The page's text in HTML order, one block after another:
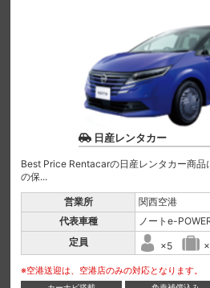
日産レンタカー
Best Price Rentacarの日産レンタカー商品
の保...
営業所
関西空港
代表車種
ノートe-
定員
×5
※空港送迎は、空港店のみの対応となります。